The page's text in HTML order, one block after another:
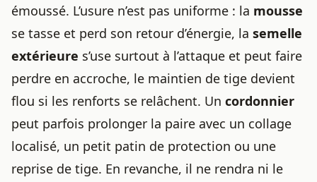
émoussé. L’usure n’est pas uniforme : la mousse
se tasse et perd son retour d’énergie, la semelle
extérieure s’use surtout à l’attaque et peut faire
perdre en accroche, le maintien de tige devient
flou si les renforts se relâchent. Un cordonnier
peut parfois prolonger la paire avec un collage
localisé, un petit patin de protection ou une
reprise de tige. En revanche, il ne rendra ni le